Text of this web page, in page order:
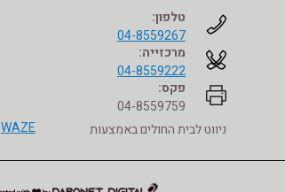
טלפון:
04-8559267
מרכזייה:
04-8559222
פקס:
04-8559759
ניווט לבית החולים באמצעות
WAZE